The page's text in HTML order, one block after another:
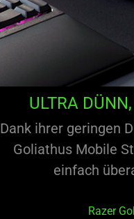
ULTRA
Dank ihrer geringen
Goliathus Mobile
einfach
Razer